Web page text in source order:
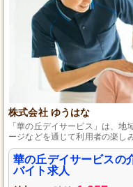
株式会社 ゆうはな
「華の丘デイサービス」は、
ージなどを通じて利用者の楽し
リエーションの企画が得意な方
華の丘デイサービスの
バイト求人